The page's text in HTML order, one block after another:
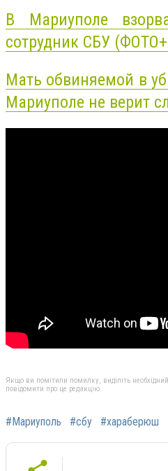
В Мариуполе
сотрудник СБУ
Мать обвиняемой в
Мариуполе не верит
Якщо ви помітили помилку, виділіть
повідомити про це редакцію
#Мариуполь #сбу #хараберюш